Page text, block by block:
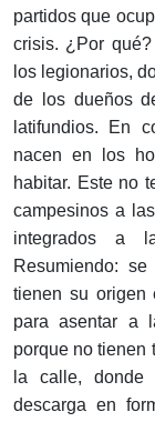
partidos que
crisis. ¿Por
los legionarios,
de los dueños
latifundios. En
nacen en los
habitar. Este no
campesinos a
integrados a
Resumiendo:
tienen su origen
para asentar a
porque no tienen
la calle,
descarga en